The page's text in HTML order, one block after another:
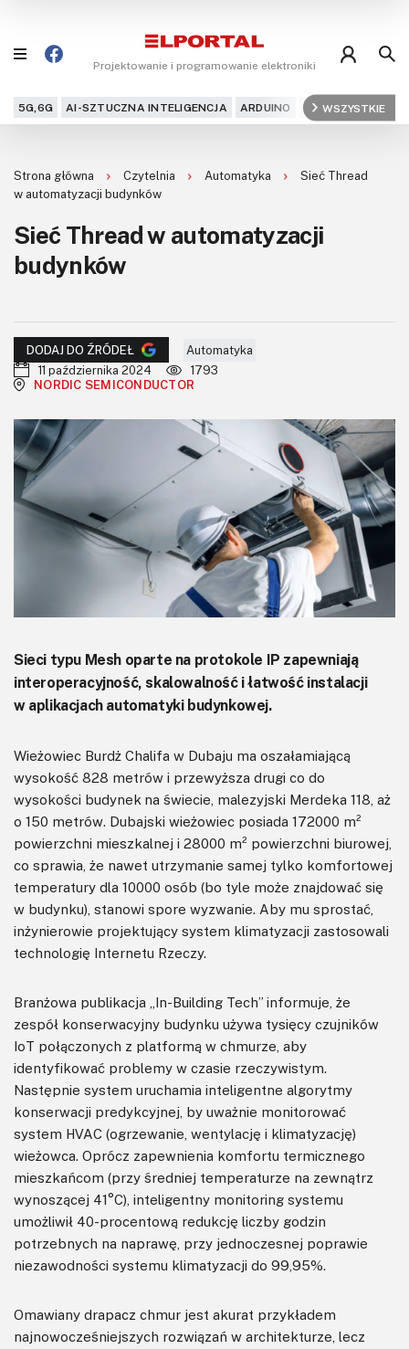
Projektowanie i programowanie elektroniki
5G,6G AI-SZTUCZNA INTELIGENCJA ARDUINO ARM AUDIO
WSZYSTKIE
Projekty
Kursy
DIY+
Dla Ciebie
Newsletter
Magazyny
Archiwum
Strona główna Czytelnia Automatyka
Sieć Thread
w automatyzacji budynków
Sieć Thread w automatyzacji
budynków
DODAJ DO ŹRÓDEŁ
Automatyka
11 października 2024
1793
NORDIC SEMICONDUCTOR
Sieci typu Mesh oparte na protokole IP zapewniają
interoperacyjność, skalowalność i łatwość instalacji
w aplikacjach automatyki budynkowej.
Wieżowiec Burdż Chalifa w Dubaju ma oszałamiającą
wysokość 828 metrów i przewyższa drugi co do
wysokości budynek na świecie, malezyjski Merdeka 118, aż
o 150 metrów. Dubajski wieżowiec posiada 172000 m²
powierzchni mieszkalnej i 28000 m² powierzchni biurowej,
co sprawia, że nawet utrzymanie samej tylko komfortowej
temperatury dla 10000 osób (bo tyle może znajdować się
w budynku), stanowi spore wyzwanie. Aby mu sprostać,
inżynierowie projektujący system klimatyzacji zastosowali
technologię Internetu Rzeczy.
Branżowa publikacja „In-Building Tech” informuje, że
zespół konserwacyjny budynku używa tysięcy czujników
IoT połączonych z platformą w chmurze, aby
identyfikować problemy w czasie rzeczywistym.
Następnie system uruchamia inteligentne algorytmy
konserwacji predykcyjnej, by uważnie monitorować
system HVAC (ogrzewanie, wentylację i klimatyzację)
wieżowca. Oprócz zapewnienia komfortu termicznego
mieszkańcom (przy średniej temperaturze na zewnątrz
wynoszącej 41°C), inteligentny monitoring systemu
umożliwił 40-procentową redukcję liczby godzin
potrzebnych na naprawę, przy jednoczesnej poprawie
niezawodności systemu klimatyzacji do 99,95%.
Omawiany drapacz chmur jest akurat przykładem
najnowocześniejszych rozwiązań w architekturze, lecz